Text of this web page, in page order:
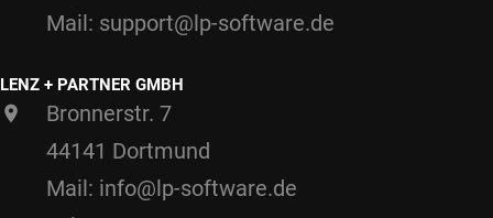
Mail: support@lp-software.de
LENZ + PARTNER GMBH
Bronnerstr. 7
44141 Dortmund
Mail: info@lp-software.de